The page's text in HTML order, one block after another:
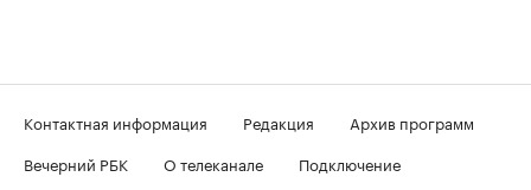
Контактная информация Редакция
Архив программ
Вечерний РБК
О телеканале
Подключение